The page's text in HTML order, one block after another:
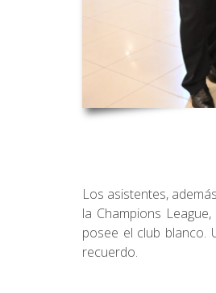
Los asistentes,
la Champions
posee el club blanco.
recuerdo.